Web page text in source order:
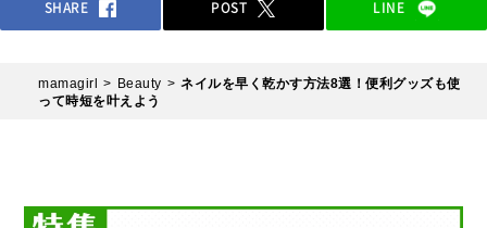
SHARE POST LINE
mamagirl Beauty
ネイルを早く乾かす方法8選！便利グッズも使
って時短を叶えよう